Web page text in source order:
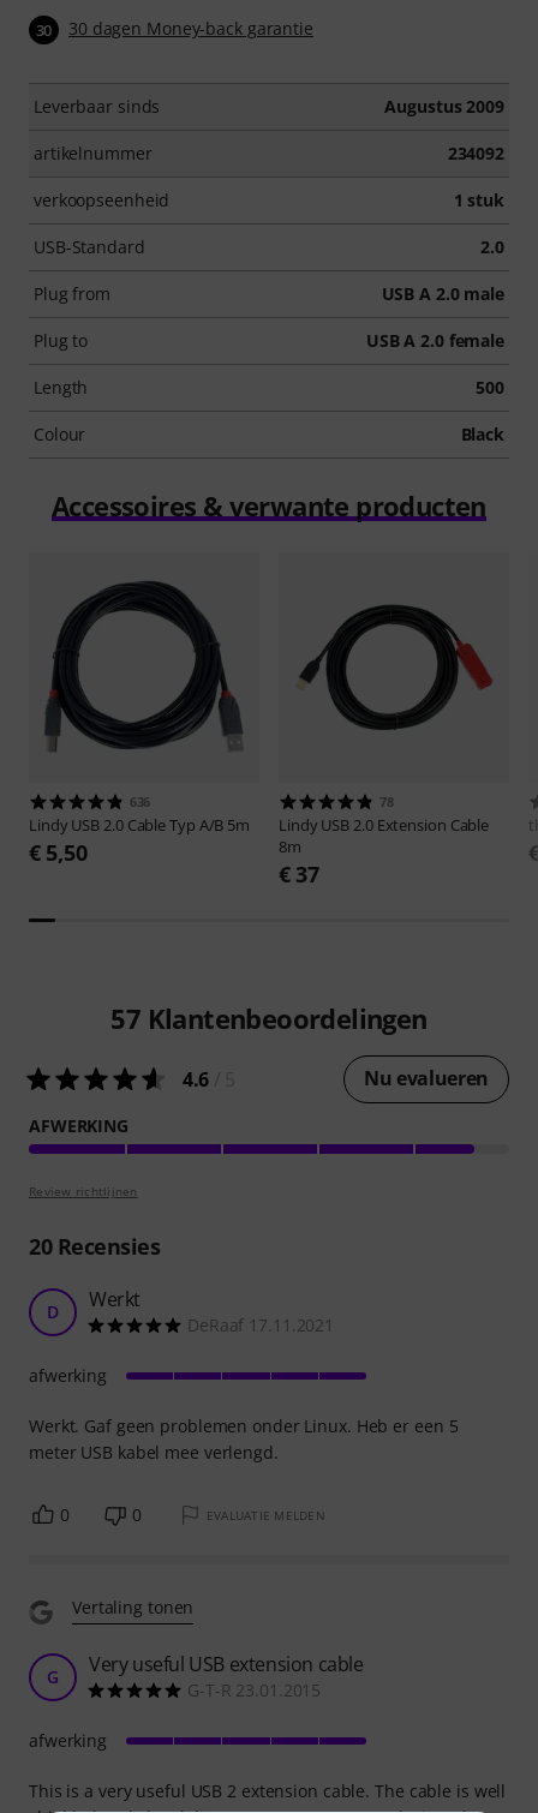
30 30 dagen Money-back garantie
Leverbaar sinds Augustus 2009
artikelnummer 234092
verkoopseenheid 1 stuk
USB-Standard 2.0
Plug from USB A 2.0 male
Plug to USB A 2.0 female
Length 500
Colour Black
Accessoires & verwante producten
636
Lindy USB 2.0 Cable Typ A/B 5m
€ 5,50
78
Lindy USB 2.0 Extension Cable
8m
€ 37
57 Klantenbeoordelingen
4.6 Nu evalueren
AFWERKING
Review richtlijnen
20Recensies
D Werkt
DeRaaf 17.11.2021
Werkt. Gaf geen problemen onder Linux. Heb er een 5
meter USB kabel mee verlengd.
afwerking
0 0 EVALUATIE MELDEN
Vertaling tonen
G Very useful USB extension cable
G-T-R 23.01.2015
This is a very useful USB 2 extension cable. The cable is well
afwerking